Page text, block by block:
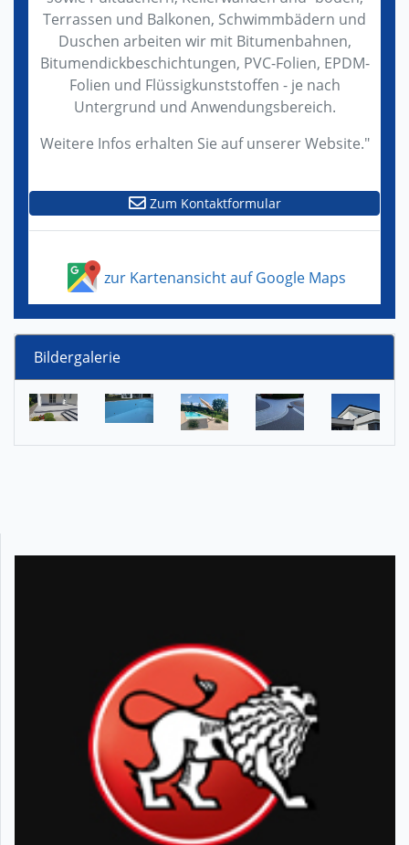
Terrassen und Balkonen, Schwimmbädern und
Duschen arbeiten wir mit Bitumenbahnen,
Bitumendickbeschichtungen, PVC-Folien, EPDM-
Folien und Flüssigkunststoffen - je nach
Untergrund und Anwendungsbereich.
Weitere Infos erhalten Sie auf unserer Website."
Zum Kontaktformular
zur Kartenansicht auf Google Maps
Bildergalerie